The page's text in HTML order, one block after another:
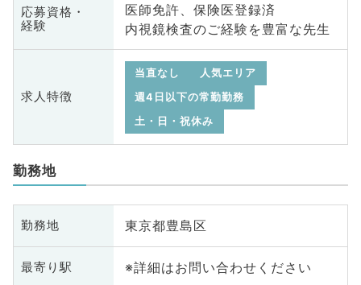
応募資格・
経験
医師免許、保険医登録済
内視鏡検査のご経験を豊富な先生
求人特徴
当直なし
人気エリア
週4日以下の常勤勤務
土・日・祝休み
勤務地
勤務地 東京都豊島区
最寄り駅 ※詳細はお問い合わせください